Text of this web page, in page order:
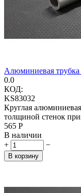
Алюминиевая
0.0
КОД:
KS83032
Круглая
толщиной стенок
‍565‍ Р
В наличии
+
−
В корзину